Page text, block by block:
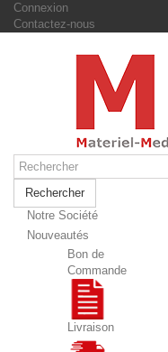
Connexion
Contactez-nous
Rechercher
Notre Société
Nouveautés
Bon de
Commande
Livraison